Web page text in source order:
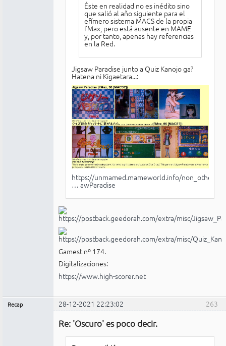
Éste en realidad no es inédito sino
que salió al año siguiente para el
efímero sistema MACS de la propia
I'Max, pero está ausente en MAME
y, por tanto, apenas hay referencias
en la Red.
Jigsaw Paradise junto a Quiz Kanojo ga?
Hatena ni Kigaetara...:
https://unmamed.mameworld.info/non_othe
… awParadise
Gamest nº 174.
Digitalizaciones:
https://www.high-scorer.net
263
Recap 28-12-2021 22:23:02
Re: 'Oscuro' es poco decir.